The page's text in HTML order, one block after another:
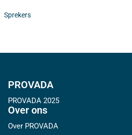
Sprekers
PROVADA
PROVADA 2025
Over ons
Over PROVADA